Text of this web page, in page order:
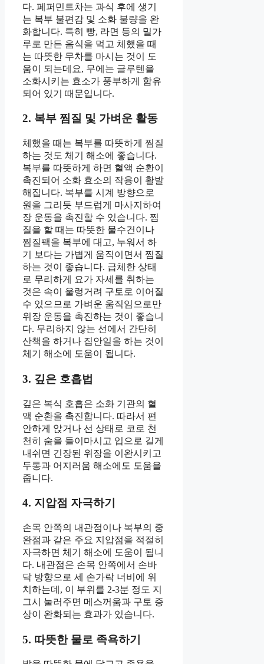
다. 페퍼민트차는 과식 후에 생기
는 복부 불편감 및 소화 불량을 완
화합니다. 특히 빵, 라면 등의 밀가
루로 만든 음식을 먹고 체했을 때
는 따뜻한 무차를 마시는 것이 도
움이 되는데요, 무에는 글루텐을
소화시키는 효소가 풍부하게 함유
되어 있기 때문입니다.
2. 복부 찜질 및 가벼운 활동
체했을 때는 복부를 따뜻하게 찜질
하는 것도 체기 해소에 좋습니다.
복부를 따뜻하게 하면 혈액 순환이
촉진되어 소화 효소의 작용이 활발
해집니다. 복부를 시계 방향으로
원을 그리듯 부드럽게 마사지하여
장 운동을 촉진할 수 있습니다. 찜
질을 할 때는 따뜻한 물수건이나
찜질팩을 복부에 대고, 누워서 하
기 보다는 가볍게 움직이면서 찜질
하는 것이 좋습니다. 급체한 상태
로 무리하게 요가 자세를 취하는
것은 속이 울렁거려 구토로 이어질
수 있으므로 가벼운 움직임으로만
위장 운동을 촉진하는 것이 좋습니
다. 무리하지 않는 선에서 간단히
산책을 하거나 집안일을 하는 것이
체기 해소에 도움이 됩니다.
3. 깊은 호흡법
깊은 복식 호흡은 소화 기관의 혈
액 순환을 촉진합니다. 따라서 편
안하게 앉거나 선 상태로 코로 천
천히 숨을 들이마시고 입으로 길게
내쉬면 긴장된 위장을 이완시키고
두통과 어지러움 해소에도 도움을
줍니다.
4. 지압점 자극하기
손목 안쪽의 내관점이나 복부의 중
완점과 같은 주요 지압점을 적절히
자극하면 체기 해소에 도움이 됩니
다. 내관점은 손목 안쪽에서 손바
닥 방향으로 세 손가락 너비에 위
치하는데, 이 부위를 2-3분 정도 지
그시 눌러주면 메스꺼움과 구토 증
상이 완화되는 효과가 있습니다.
5. 따뜻한 물로 족욕하기